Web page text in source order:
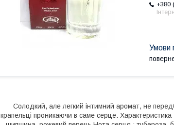
+380
Солодкий, але легкий інтимний аромат, не
крапельці проникаючи в саме серце. Характеристика